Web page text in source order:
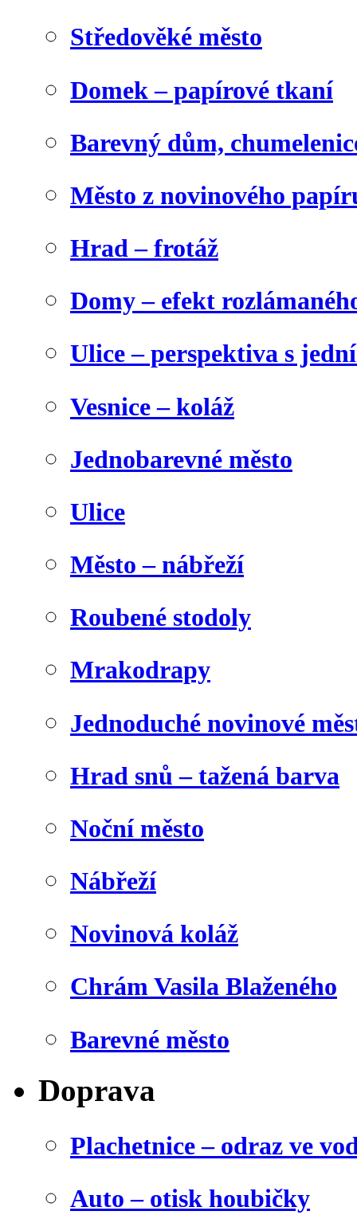
Středověké město
Domek – papírové tkaní
Barevný dům,
Město z novinového
Hrad – frotáž
Domy – efekt
Ulice – perspektiva s
Vesnice – koláž
Jednobarevné město
Ulice
Město – nábřeží
Roubené stodoly
Mrakodrapy
Jednoduché novinové
Hrad snů – tažená barva
Noční město
Nábřeží
Novinová koláž
Chrám Vasila Blaženého
Barevné město
Doprava
Plachetnice – odraz ve
Auto – otisk houbičky